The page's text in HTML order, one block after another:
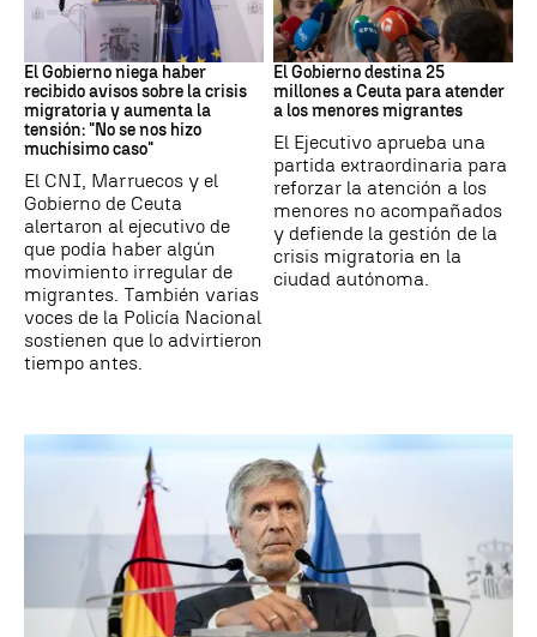
El Gobierno niega haber
recibido avisos sobre la crisis
migratoria y aumenta la
tensión: "No se nos hizo
muchísimo caso"
El CNI, Marruecos y el
Gobierno de Ceuta
alertaron al ejecutivo de
que podía haber algún
movimiento irregular de
migrantes. También varias
voces de la Policía Nacional
sostienen que lo advirtieron
tiempo antes.
Crisis migratoria
El Gobierno destina 25
millones a Ceuta para atender
a los menores migrantes
El Ejecutivo aprueba una
partida extraordinaria para
reforzar la atención a los
menores no acompañados
y defiende la gestión de la
crisis migratoria en la
ciudad autónoma.